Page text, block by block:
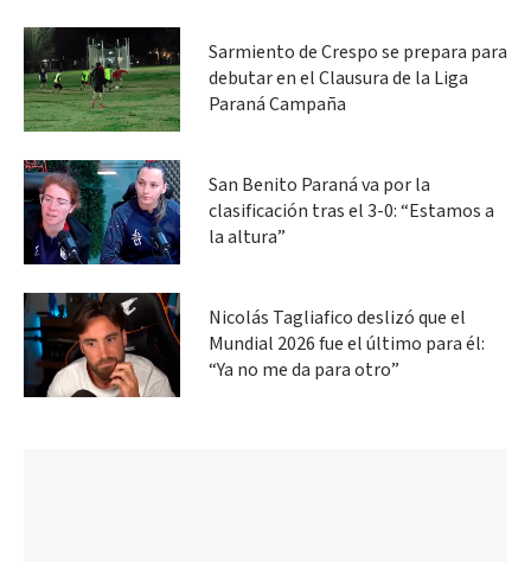
Sarmiento de Crespo se prepara para
debutar en el Clausura de la Liga
Paraná Campaña
San Benito Paraná va por la
clasificación tras el 3-0: “Estamos a
la altura”
Nicolás Tagliafico deslizó que el
Mundial 2026 fue el último para él:
“Ya no me da para otro”